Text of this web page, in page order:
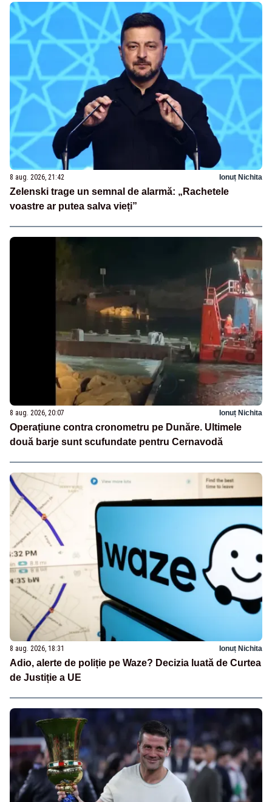
8 aug. 2026, 21:42 Ionuț Nichita
Zelenski trage un semnal de alarmă: „Rachetele
voastre ar putea salva vieți”
8 aug. 2026, 20:07 Ionuț Nichita
Operațiune contra cronometru pe Dunăre. Ultimele
două barje sunt scufundate pentru Cernavodă
8 aug. 2026, 18:31 Ionuț Nichita
Adio, alerte de poliție pe Waze? Decizia luată de Curtea
de Justiție a UE